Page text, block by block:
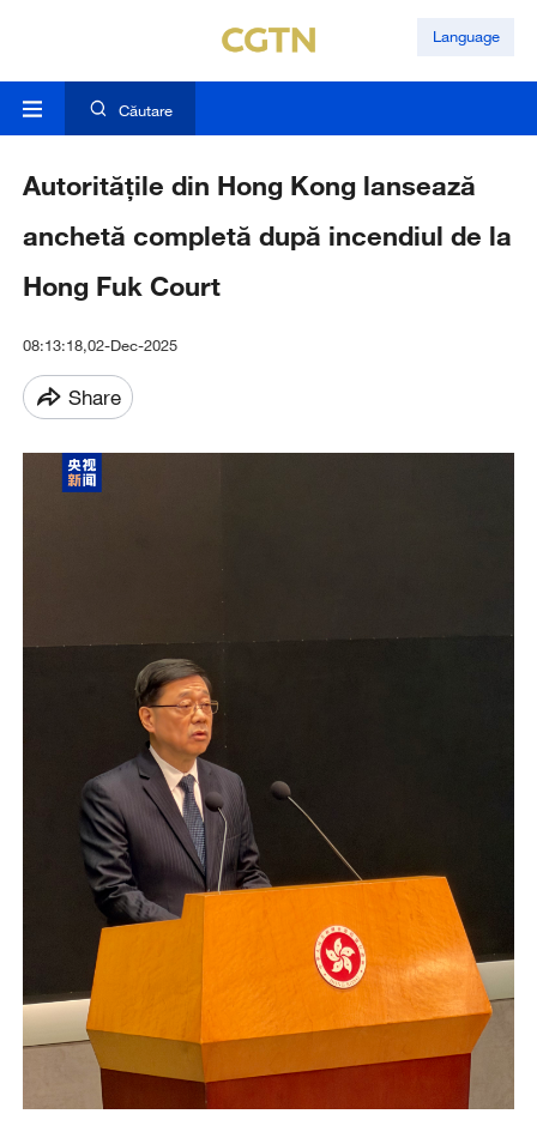
Language
Căutare
Autoritățile din Hong Kong lansează
anchetă completă după incendiul de la
Hong Fuk Court
08:13:18,02-Dec-2025
Share